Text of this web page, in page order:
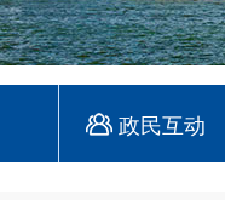
政民互动